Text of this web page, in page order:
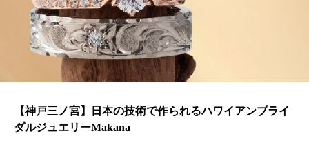
【神戸三ノ宮】日本の技術で作られるハワイアンブライ
ダルジュエリーMakana